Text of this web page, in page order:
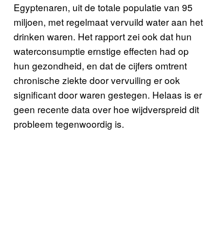
Egyptenaren, uit de totale populatie van 95
miljoen, met regelmaat vervuild water aan het
drinken waren. Het rapport zei ook dat hun
waterconsumptie ernstige effecten had op
hun gezondheid, en dat de cijfers omtrent
chronische ziekte door vervuiling er ook
significant door waren gestegen. Helaas is er
geen recente data over hoe wijdverspreid dit
probleem tegenwoordig is.